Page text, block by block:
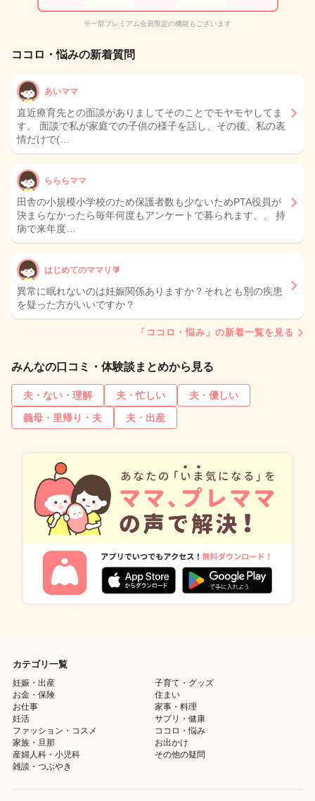
※一部プレミアム会員限定の機能もございます
ココロ・悩みの新着質問
あいママ
直近療育先との面談がありましてそのことでモヤモヤしてま
す。 面談で私が家庭での子供の様子を話し、その後、私の表
情だけで(…
らららママ
田舎の小規模小学校のため保護者数も少ないためPTA役員が
決まらなかったら毎年何度もアンケートで募られます、、 持
病で来年度…
はじめてのママリ🔰
異常に眠れないのは妊娠関係ありますか？それとも別の疾患
を疑った方がいいですか？
「ココロ・悩み」の新着一覧を見る
みんなの口コミ・体験談まとめから見る
夫・ない・理解 夫・忙しい
夫・優しい
義母・里帰り・夫
夫・出産
カテゴリ一覧
妊娠・出産
子育て・グッズ
お金・保険
住まい
お仕事
家事・料理
妊活
サプリ・健康
ファッション・コスメ
ココロ・悩み
家族・旦那
お出かけ
産婦人科・小児科
その他の疑問
雑談・つぶやき